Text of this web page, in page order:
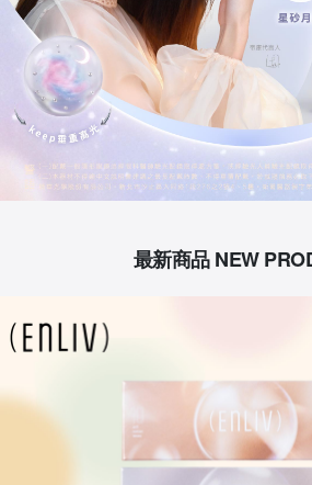
最新商品 NEW